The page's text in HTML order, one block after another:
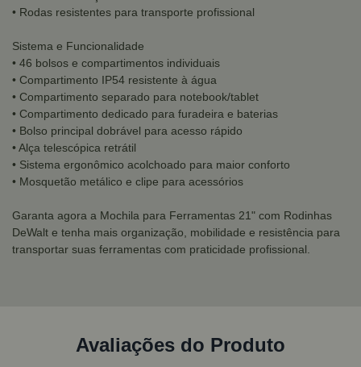
• Rodas resistentes para transporte profissional
Sistema e Funcionalidade
• 46 bolsos e compartimentos individuais
• Compartimento IP54 resistente à água
• Compartimento separado para notebook/tablet
• Compartimento dedicado para furadeira e baterias
• Bolso principal dobrável para acesso rápido
• Alça telescópica retrátil
• Sistema ergonômico acolchoado para maior conforto
• Mosquetão metálico e clipe para acessórios
Garanta agora a Mochila para Ferramentas 21" com Rodinhas
DeWalt e tenha mais organização, mobilidade e resistência para
transportar suas ferramentas com praticidade profissional.
Avaliações do Produto